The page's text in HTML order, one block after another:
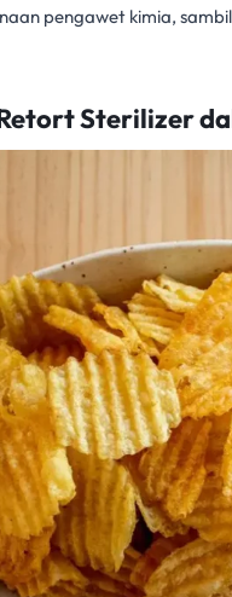
pengawet kimia,
Sterilizer